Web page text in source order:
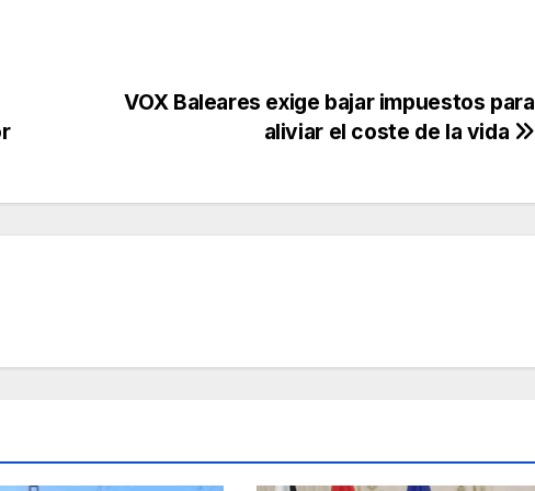
VOX Baleares exige bajar impuestos para
aliviar el coste de la vida